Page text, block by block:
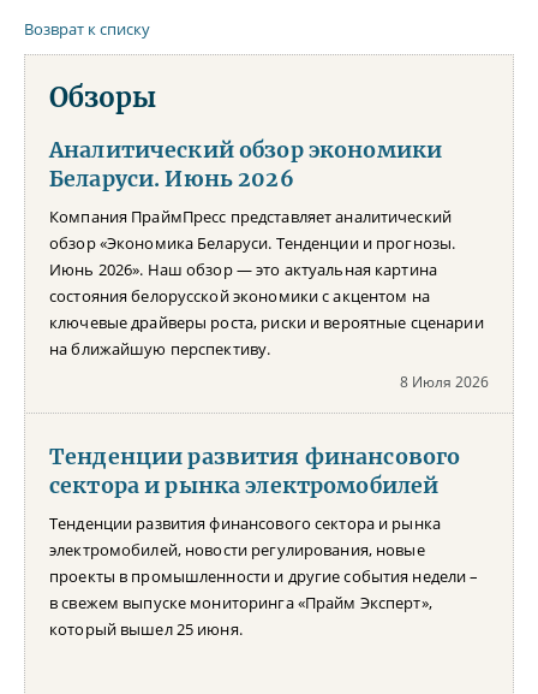
Возврат к списку
Обзоры
Аналитический обзор экономики
Беларуси. Июнь 2026
Компания ПраймПресс представляет аналитический
обзор «Экономика Беларуси. Тенденции и прогнозы.
Июнь 2026». Наш обзор — это актуальная картина
состояния белорусской экономики с акцентом на
ключевые драйверы роста, риски и вероятные сценарии
на ближайшую перспективу.
8 Июля 2026
Тенденции развития финансового
сектора и рынка электромобилей
Тенденции развития финансового сектора и рынка
электромобилей, новости регулирования, новые
проекты в промышленности и другие события недели –
в свежем выпуске мониторинга «Прайм Эксперт»,
который вышел 25 июня.